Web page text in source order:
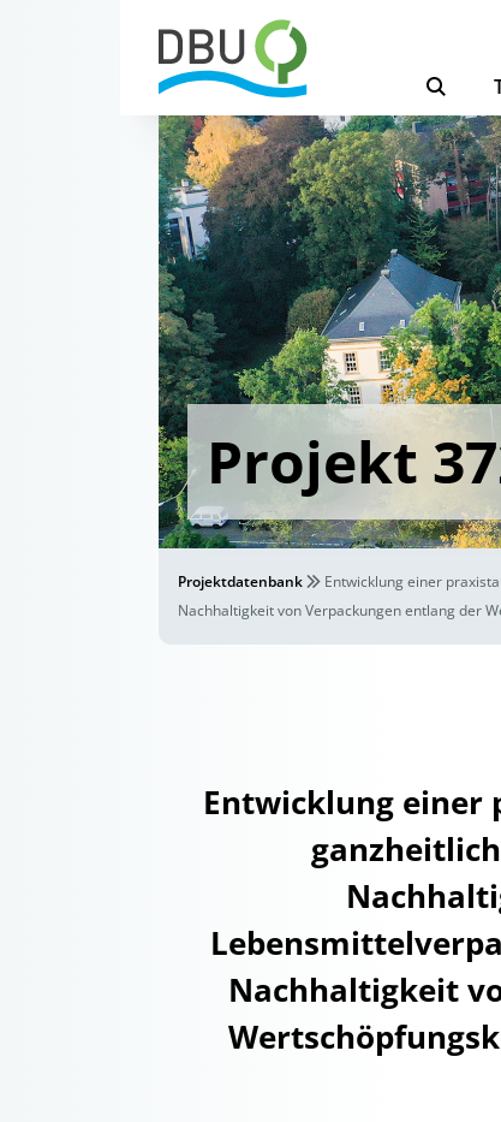
Projekt
Projektdatenbank
Entwicklung einer
Nachhaltigkeit von Verpackungen entlang der
Entwicklung einer
Nachhaltigkeit